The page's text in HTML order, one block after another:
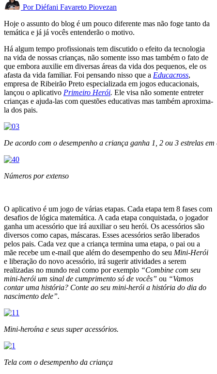
Por Diéfani Favareto Piovezan
Hoje o assunto do blog é um pouco diferente mas não foge tanto da
temática e já já vocês entenderão o motivo.
Há algum tempo profissionais tem discutido o efeito da tecnologia
na vida de nossas crianças, não somente isso mas também o fato de
que embora auxilie em diversas áreas da vida dos pequenos, ele os
afasta da vida familiar. Foi pensando nisso que a Educacross,
empresa de Ribeirão Preto especializada em jogos educacionais,
lançou o aplicativo Primeiro Herói. Ele visa não somente entreter
crianças e ajuda-las com questões educativas mas também aproxima-
la dos pais.
De acordo com o desempenho a criança ganha 1, 2 ou 3 estrelas em
Números por extenso
O aplicativo é um jogo de várias etapas. Cada etapa tem 8 fases com
desafios de lógica matemática. A cada etapa conquistada, o jogador
ganha um acessório que irá auxiliar o seu herói. Os acessórios são
diversos como capas, máscaras. Esses acessórios serão liberados
pelos pais. Cada vez que a criança termina uma etapa, o pai ou a
mãe recebe um e-mail que além do desempenho do seu Mini-Herói
e liberação do novo acessório, irá sugerir atividades a serem
realizadas no mundo real como por exemplo “Combine com seu
mini-herói um sinal de cumprimento só de vocês” ou “Vamos
contar uma história? Conte ao seu mini-herói a história do dia do
nascimento dele”.
Mini-heroína e seus super acessórios.
Tela com o desempenho da criança